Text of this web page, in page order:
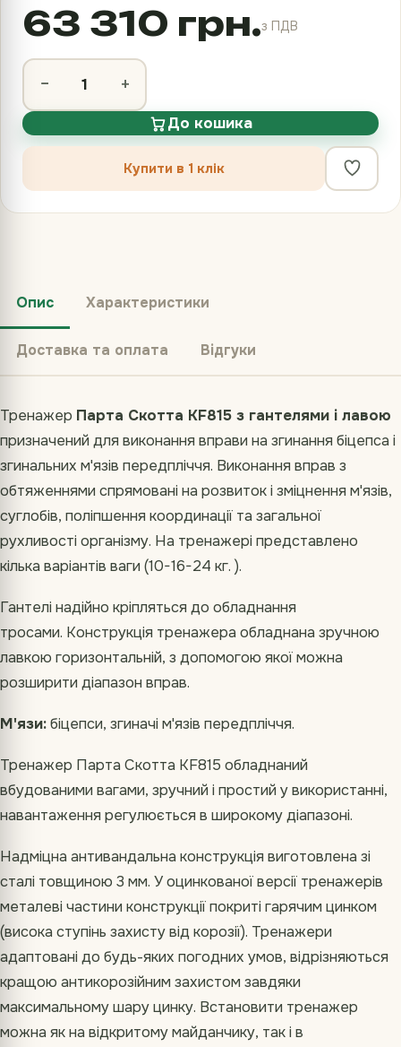
63 310 грн.з ПДВ
− +
До кошика
Купити в 1 клік
Опис Характеристики
Доставка та оплата Відгуки
Тренажер Парта Скотта KF815 з гантелями і лавою
призначений для виконання вправи на згинання біцепса і
згинальних м'язів передпліччя. Виконання вправ з
обтяженнями спрямовані на розвиток і зміцнення м'язів,
суглобів, поліпшення координації та загальної
рухливості організму. На тренажері представлено
кілька варіантів ваги (10-16-24 кг. ).
Гантелі надійно кріпляться до обладнання
тросами. Конструкція тренажера обладнана зручною
лавкою горизонтальній, з допомогою якої можна
розширити діапазон вправ.
М'язи:біцепси, згиначі м'язів передпліччя.
Тренажер Парта Скотта KF815 обладнаний
вбудованими вагами, зручний і простий у використанні,
навантаження регулюється в широкому діапазоні.
Надміцна антивандальна конструкція виготовлена зі
сталі товщиною 3 мм. У оцинкованої версії тренажерів
металеві частини конструкції покриті гарячим цинком
(висока ступінь захисту від корозії). Тренажери
адаптовані до будь-яких погодних умов, відрізняються
кращою антикорозійним захистом завдяки
максимальному шару цинку. Встановити тренажер
можна як на відкритому майданчику, так і в